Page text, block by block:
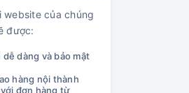
website của chúng
được:
dàng và bảo mật
hàng nội thành
đơn hàng từ